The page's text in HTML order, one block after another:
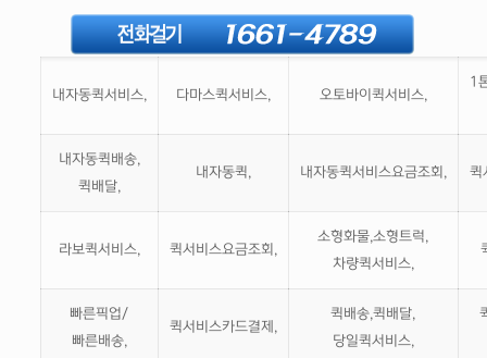
내자동퀵서비스, 다마스퀵서비스, 오토바이퀵서비스,
1
내자동퀵배송,
퀵배달,
내자동퀵, 내자동퀵서비스요금조회, 퀵
라보퀵서비스, 퀵서비스요금조회,
소형화물,소형트럭,
차량퀵서비스,
빠른픽업/
빠른배송,
퀵서비스카드결제,
퀵배송,퀵배달,
당일퀵서비스,